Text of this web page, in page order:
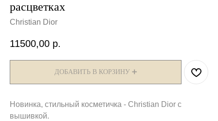
расцветках
Christian Dior
11500,00 р.
ДОБАВИТЬ В КОРЗИНУ ➕
Новинка, стильный косметичка - Christian Dior с
вышивкой.